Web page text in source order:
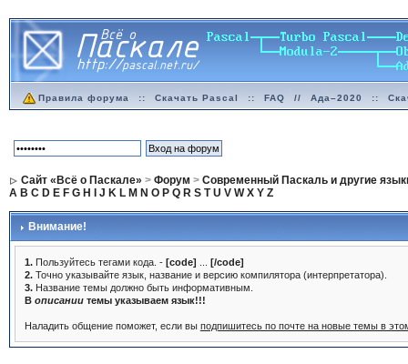
Правила форума :: Скачать Pascal :: FAQ // Ада–2020 ::
Сайт «Всё о Паскале» > Форум > Современный Паскаль и другие
A B C D E F G H J K L M N O P Q R S T U V W X Y Z
Внимание!
1.Пользуйтесь тегами кода. - [code]
[/code]
2.Точно указывайте язык, название и версию компилятора (интерпретатора).
3.Название темы должно быть информативным.
В описаниитемы указываем язык!!!
Наладить общение поможет, если вы подпишитесь по почте на новые темы в